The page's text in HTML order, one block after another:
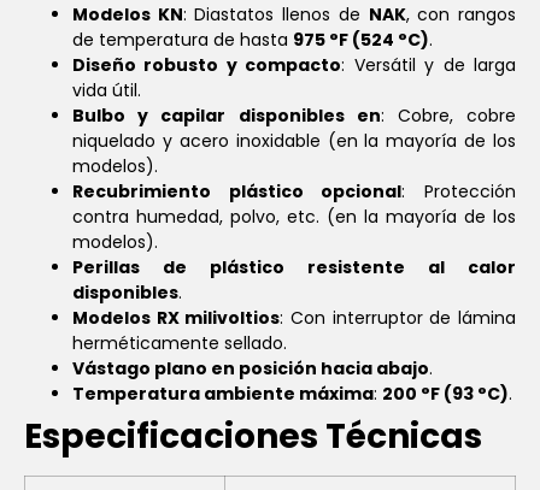
Modelos KN: Diastatos llenos de NAK, con rangos
de temperatura de hasta 975 °F (524 °C).
Diseño robusto y compacto: Versátil y de larga
vida útil.
Bulbo y capilar disponibles en: Cobre, cobre
niquelado y acero inoxidable (en la mayoría de los
modelos).
Recubrimiento plástico opcional: Protección
contra humedad, polvo, etc. (en la mayoría de los
modelos).
Perillas de plástico resistente al calor
disponibles.
Modelos RX milivoltios: Con interruptor de lámina
herméticamente sellado.
Vástago plano en posición hacia abajo.
Temperatura ambiente máxima: 200 °F (93 °C).
Especificaciones Técnicas